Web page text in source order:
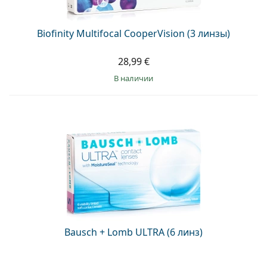
Biofinity Multifocal CooperVision (3 линзы)
28,99 €
в наличии
Bausch + Lomb ULTRA (6 линз)